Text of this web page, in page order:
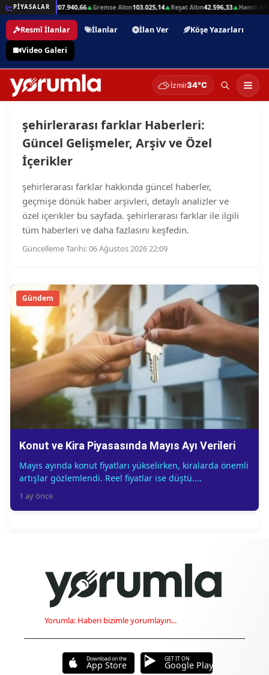
PİYASALAR
▲Beşli Altın 207.940,66▲Gremse Altın103.025,14▲Reşat Altın42.596,33▲Hamit
Resmî İlanlar İlanlar İlan Ver
Köşe Yazarları
Video Galeri
İzmir34°C
şehirlerarası farklar Haberleri:
Güncel Gelişmeler, Arşiv ve Özel
İçerikler
şehirlerarası farklar hakkında güncel haberler,
geçmişe dönük haber arşivleri, detaylı analizler ve
özel içerikler bu sayfada. şehirlerarası farklar ile ilgili
tüm haberleri ve daha fazlasını keşfedin.
Güncelleme Tarihi: 06 Ağustos 2026 22:09
Gündem
Konut ve Kira Piyasasında Mayıs Ayı Verileri
Mayıs ayında konut fiyatları yükselirken, kiralarda önemli
artışlar gözlemlendi. Reel fiyatlar ise düştü....
1 ay önce
Yorumla: Haberi bizimle yorumlayın...
Download on the
App Store
GET IT ON
Google Play